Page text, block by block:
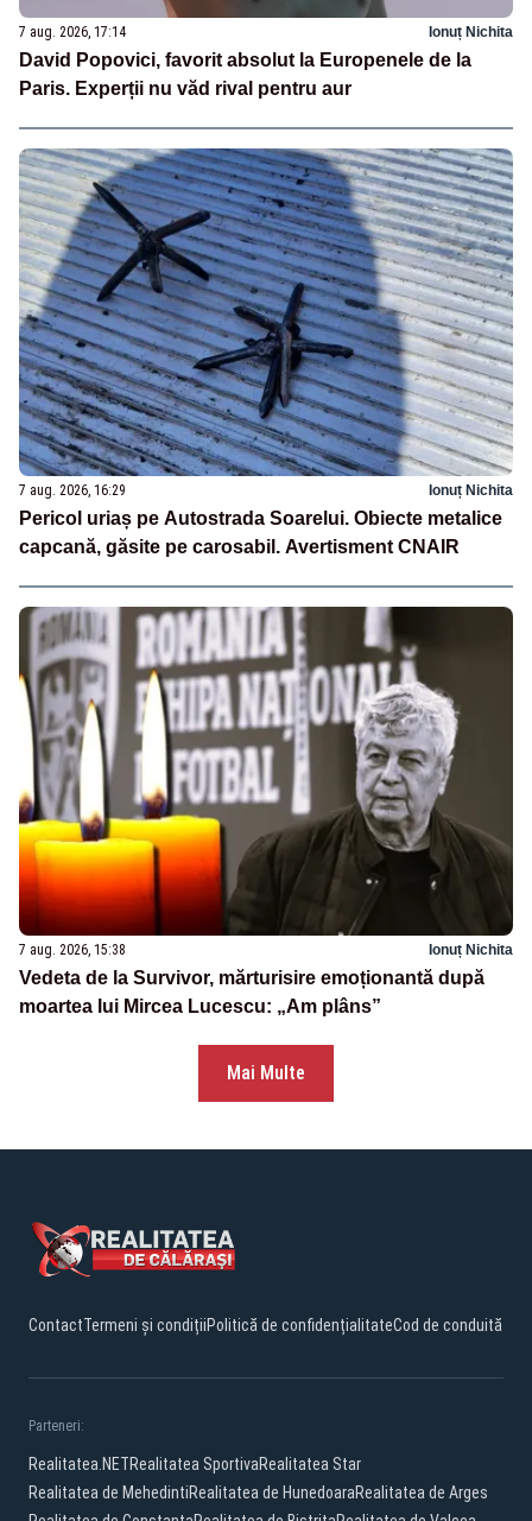
7 aug. 2026, 17:14 Ionuț Nichita
David Popovici, favorit absolut la Europenele de la
Paris. Experții nu văd rival pentru aur
7 aug. 2026, 16:29 Ionuț Nichita
Pericol uriaș pe Autostrada Soarelui. Obiecte metalice
capcană, găsite pe carosabil. Avertisment CNAIR
7 aug. 2026, 15:38 Ionuț Nichita
Vedeta de la Survivor, mărturisire emoționantă după
moartea lui Mircea Lucescu: „Am plâns”
Mai Multe
ContactTermeni și condițiiPolitică de confidențialitateCod de conduită
Parteneri:
Realitatea.NETRealitatea SportivaRealitatea Star
Realitatea de MehedintiRealitatea de HunedoaraRealitatea de Arges